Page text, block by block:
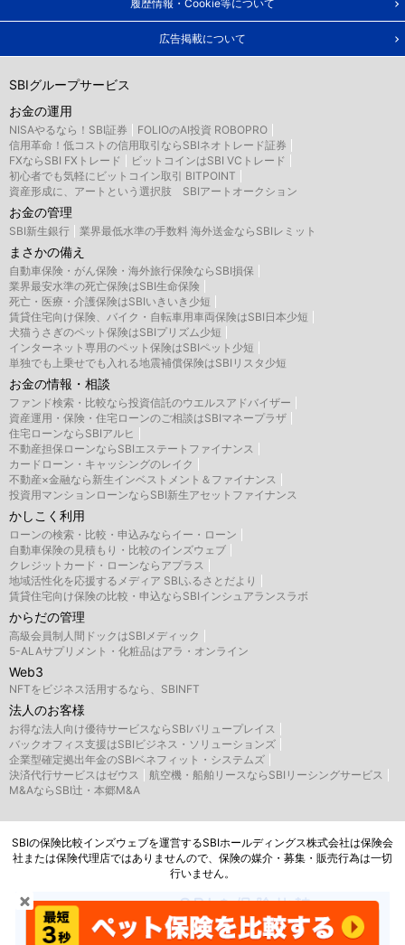
履歴情報・Cookie等について
広告掲載について
SBIグループサービス
お金の運用
NISAやるなら！SBI証券
FOLIOのAI投資 ROBOPRO
信用革命！低コストの信用取引ならSBIネオトレード証券
FXならSBI FXトレード
ビットコインはSBI VCトレード
初心者でも気軽にビットコイン取引 BITPOINT
資産形成に、アートという選択肢 SBIアートオークション
お金の管理
SBI新生銀行 業界最低水準の手数料 海外送金ならSBIレミット
まさかの備え
自動車保険・がん保険・海外旅行保険ならSBI損保
業界最安水準の死亡保険はSBI生命保険
死亡・医療・介護保険はSBIいきいき少短
賃貸住宅向け保険、バイク・自転車用車両保険はSBI日本少短
犬猫うさぎのペット保険はSBIプリズム少短
インターネット専用のペット保険はSBIペット少短
単独でも上乗せでも入れる地震補償保険はSBIリスタ少短
お金の情報・相談
ファンド検索・比較なら投資信託のウエルスアドバイザー
資産運用・保険・住宅ローンのご相談はSBIマネープラザ
住宅ローンならSBIアルヒ
不動産担保ローンならSBIエステートファイナンス
カードローン・キャッシングのレイク
不動産×金融なら新生インベストメント＆ファイナンス
投資用マンションローンならSBI新生アセットファイナンス
かしこく利用
ローンの検索・比較・申込みならイー・ローン
自動車保険の見積もり・比較のインズウェブ
クレジットカード・ローンならアプラス
地域活性化を応援するメディア SBIふるさとだより
賃貸住宅向け保険の比較・申込ならSBIインシュアランスラボ
からだの管理
高級会員制人間ドックはSBIメディック
5-ALAサプリメント・化粧品はアラ・オンライン
Web3
NFTをビジネス活用するなら、SBINFT
法人のお客様
お得な法人向け優待サービスならSBIバリュープレイス
バックオフィス支援はSBIビジネス・ソリューションズ
企業型確定拠出年金のSBIベネフィット・システムズ
決済代行サービスはゼウス
航空機・船舶リースならSBIリーシングサービス
M&AならSBI辻・本郷M&A
SBIの保険比較インズウェブを運営するSBIホールディングス株式会社は保険会
社または保険代理店ではありませんので、保険の媒介・募集・販売行為は一切
行いません。